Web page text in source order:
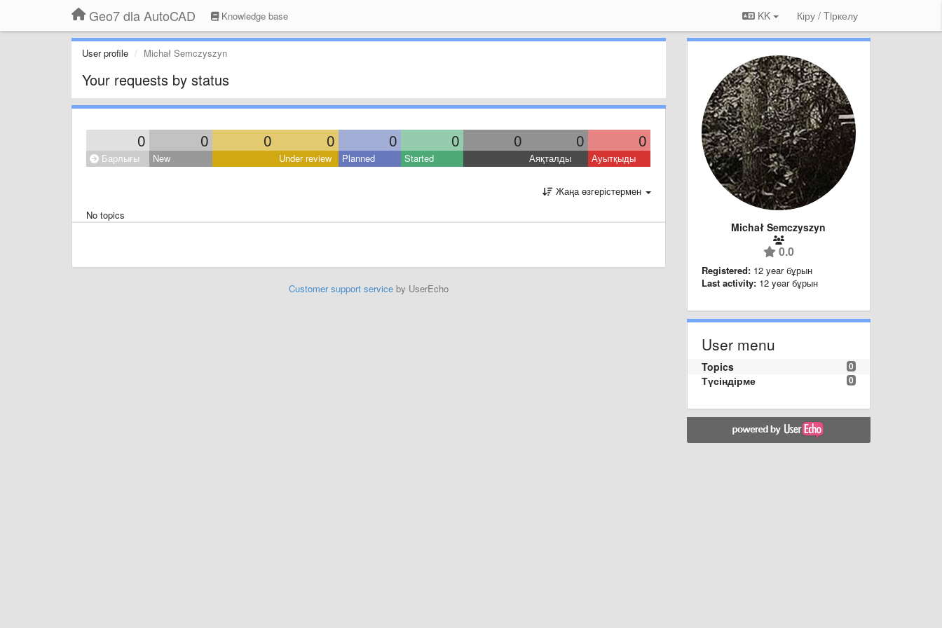
Geo7 dla AutoCAD Knowledge base KK Кіру / Tiркелу
User profile Michał Semczyszyn
Your requests by status
0 0 0 0 0 0 0 0 0
Барлығы New Under review Planned Started Аяқталды Ауытқыды
Жаңа өзгерістермен
No topics
Customer support serviceby UserEcho
Michał Semczyszyn
0.0
Registered: 12 year бұрын
Last activity: 12 year бұрын
User menu
0
Topics
0
Түсіндірме